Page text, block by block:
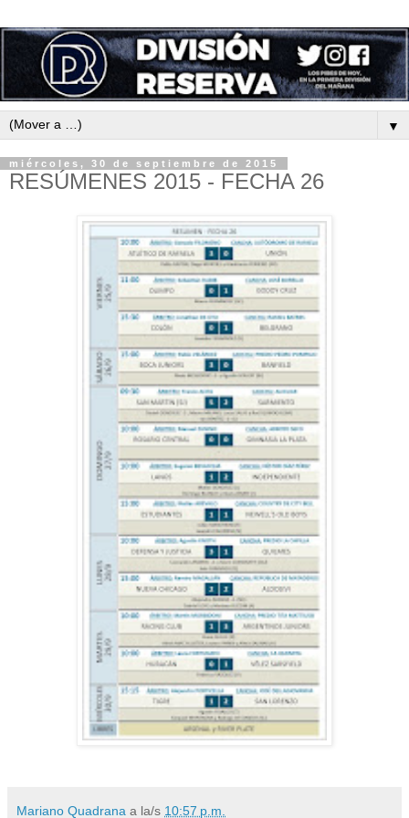
▼
miércoles, 30 de septiembre de 2015
RESÚMENES 2015 - FECHA 26
Mariano Quadrana a la/s 10:57 p.m.